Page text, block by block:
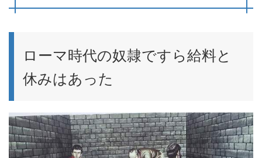
ローマ時代の奴隷ですら給料と
休みはあった